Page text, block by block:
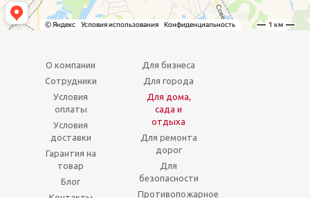
О компании
Сотрудники
Условия
оплаты
Условия
доставки
Гарантия на
товар
Блог
Для бизнеса
Для города
Для дома,
сада и
отдыха
Для ремонта
дорог
Для
безопасности
Противопожарное